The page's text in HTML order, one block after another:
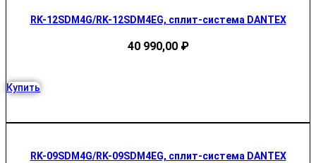
RK-12SDM4G/RK-12SDM4EG, сплит-система DANTEX
40 990,00 ₽
Купить
RK-09SDM4G/RK-09SDM4EG, сплит-система DANTEX